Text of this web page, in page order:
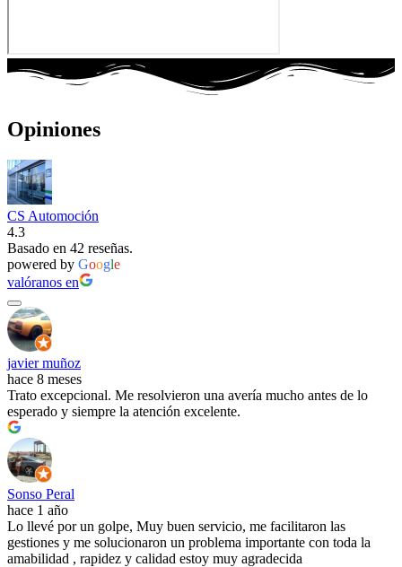
Opiniones
CS Automoción
4.3
Basado en 42 reseñas.
powered by Google
valóranos en
javier muñoz
hace 8 meses
Trato excepcional. Me resolvieron una avería mucho antes de lo
esperado y siempre la atención excelente.
Sonso Peral
hace 1 año
Lo llevé por un golpe, Muy buen servicio, me facilitaron las
gestiones y me solucionaron un problema importante con toda la
amabilidad , rapidez y calidad estoy muy agradecida